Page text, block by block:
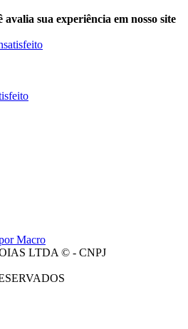
sua experiência em nosso site
Macro
LTDA © - CNPJ